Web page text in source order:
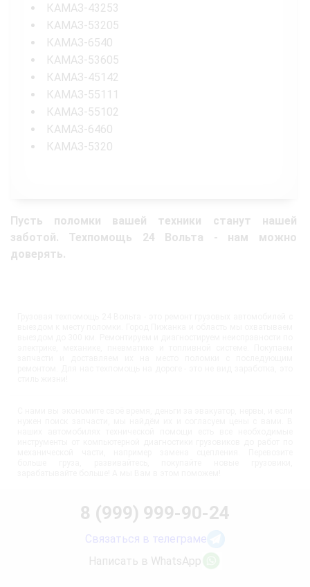
КАМАЗ-43253
КАМАЗ-53205
КАМАЗ-6540
КАМАЗ-53605
КАМАЗ-45142
КАМАЗ-55111
КАМАЗ-55102
КАМАЗ-6460
КАМАЗ-5320
Пусть поломки вашей техники станут нашей
заботой. Техпомощь 24 Вольта - нам можно
доверять.
8 (999) 999-90-24
Связаться в телеграме
Написать в WhatsApp